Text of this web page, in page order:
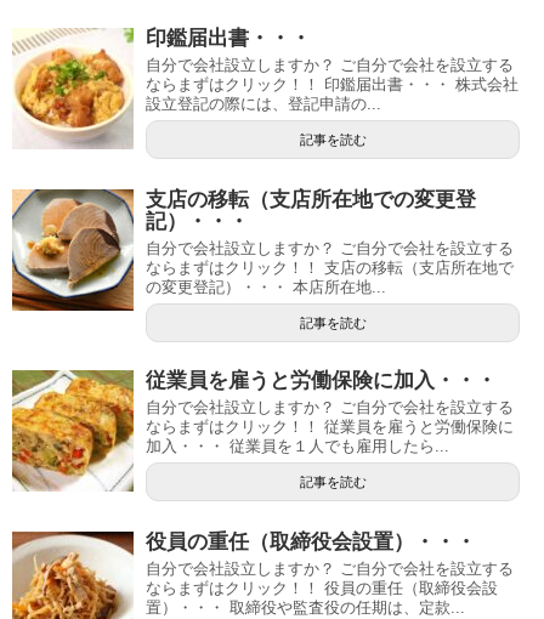
印鑑届出書・・・
自分で会社設立しますか？ ご自分で会社を設立する
ならまずはクリック！！ 印鑑届出書・・・ 株式会社
設立登記の際には、登記申請の...
記事を読む
支店の移転（支店所在地での変更登
記）・・・
自分で会社設立しますか？ ご自分で会社を設立する
ならまずはクリック！！ 支店の移転（支店所在地で
の変更登記）・・・ 本店所在地...
記事を読む
従業員を雇うと労働保険に加入・・・
自分で会社設立しますか？ ご自分で会社を設立する
ならまずはクリック！！ 従業員を雇うと労働保険に
加入・・・ 従業員を１人でも雇用したら...
記事を読む
役員の重任（取締役会設置）・・・
自分で会社設立しますか？ ご自分で会社を設立する
ならまずはクリック！！ 役員の重任（取締役会設
置）・・・ 取締役や監査役の任期は、定款...